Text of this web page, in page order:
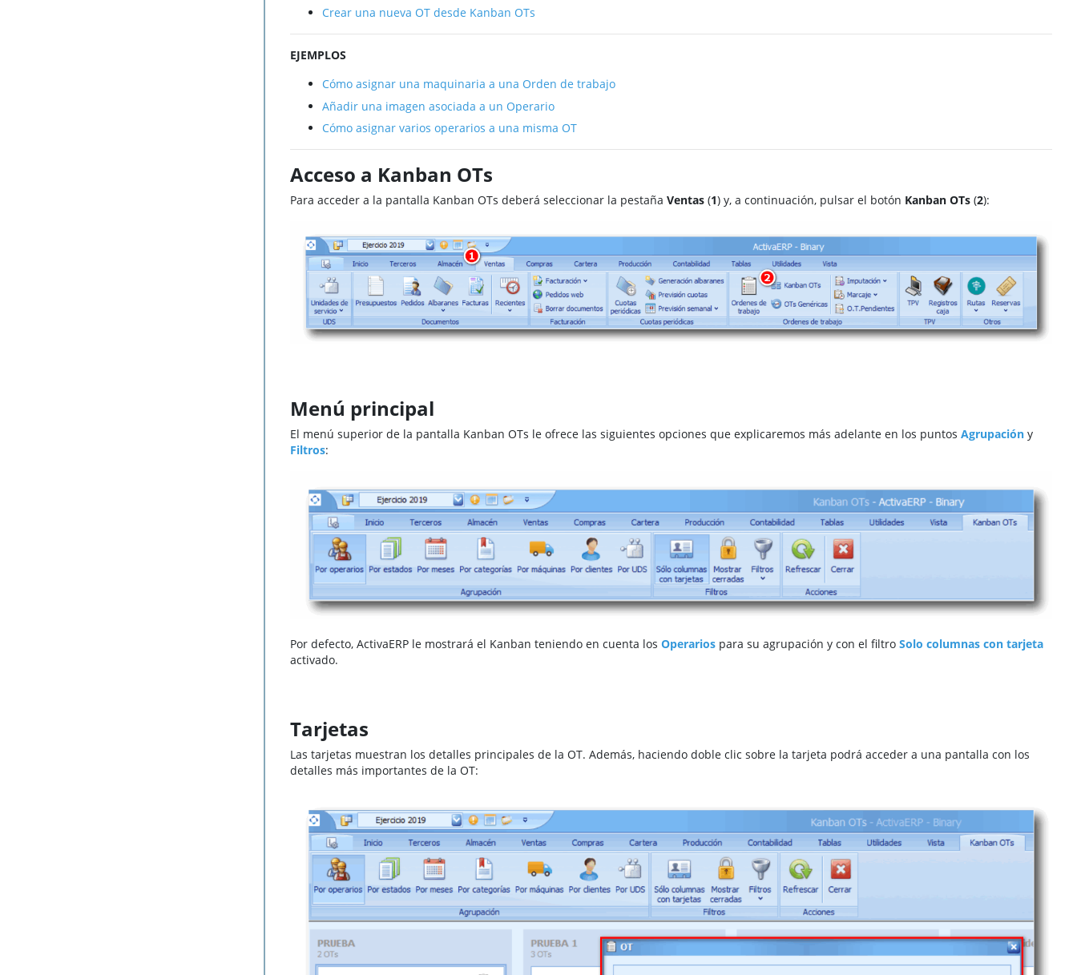
Crear una nueva OT desde Kanban OTs
EJEMPLOS
Cómo asignar una maquinaria a una Orden de trabajo
Añadir una imagen asociada a un Operario
Cómo asignar varios operarios a una misma OT
Acceso a Kanban OTs
Para acceder a la pantalla Kanban OTs deberá seleccionar la pestaña Ventas (1) y, a continuación, pulsar el botón Kanban OTs (2):
Menú principal
El menú superior de la pantalla Kanban OTs le ofrece las siguientes opciones que explicaremos más adelante en los puntos Agrupación y
Filtros:
Por defecto, ActivaERP le mostrará el Kanban teniendo en cuenta los Operarios para su agrupación y con el filtro Solo columnas con tarjeta
activado.
Tarjetas
Las tarjetas muestran los detalles principales de la OT. Además, haciendo doble clic sobre la tarjeta podrá acceder a una pantalla con los
detalles más importantes de la OT: